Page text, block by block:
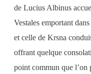
de Lucius Albinus
Vestales emportant
et celle de Krsna
offrant quelque
point commun que